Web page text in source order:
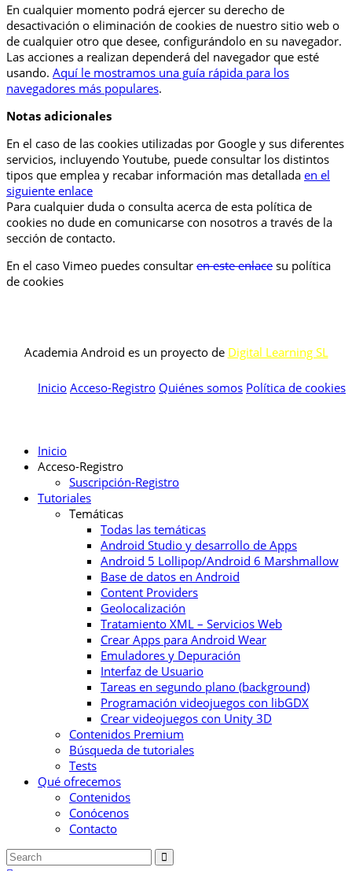
En cualquier momento podrá ejercer su derecho de
desactivación o eliminación de cookies de nuestro sitio web o
de cualquier otro que desee, configurándolo en su navegador.
Las acciones a realizan dependerá del navegador que esté
usando. Aquí le mostramos una guía rápida para los
navegadores más populares.
Notas adicionales
En el caso de las cookies utilizadas por Google y sus diferentes
servicios, incluyendo Youtube, puede consultar los distintos
tipos que emplea y recabar información mas detallada en el
siguiente enlace
Para cualquier duda o consulta acerca de esta política de
cookies no dude en comunicarse con nosotros a través de la
sección de contacto.
En el caso Vimeo puedes consultar en este enlace su política
de cookies
Academia Android es un proyecto de Digital Learning SL
Inicio Acceso-Registro Quiénes somos Política de cookies
Inicio
Acceso-Registro
Suscripción-Registro
Tutoriales
Temáticas
Todas las temáticas
Android Studio y desarrollo de Apps
Android 5 Lollipop/Android 6 Marshmallow
Base de datos en Android
Content Providers
Geolocalización
Tratamiento XML – Servicios Web
Crear Apps para Android Wear
Emuladores y Depuración
Interfaz de Usuario
Tareas en segundo plano (background)
Programación videojuegos con libGDX
Crear videojuegos con Unity 3D
Contenidos Premium
Búsqueda de tutoriales
Tests
Qué ofrecemos
Contenidos
Conócenos
Contacto